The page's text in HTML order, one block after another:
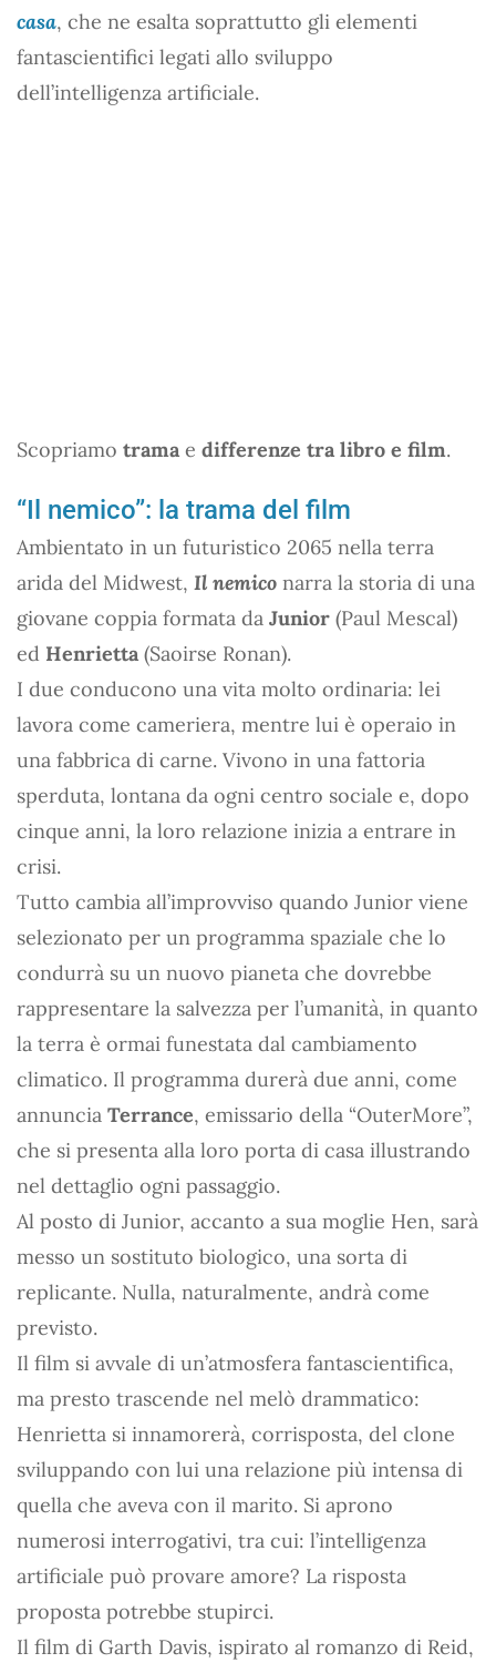
casa, che ne esalta soprattutto gli elementi
fantascientifici legati allo sviluppo
dell’intelligenza artificiale.
Scopriamo trama e differenze tra libro e film.
“Il nemico”: la trama del film
Ambientato in un futuristico 2065 nella terra
arida del Midwest, Il nemico narra la storia di una
giovane coppia formata da Junior (Paul Mescal)
ed Henrietta (Saoirse Ronan).
I due conducono una vita molto ordinaria: lei
lavora come cameriera, mentre lui è operaio in
una fabbrica di carne. Vivono in una fattoria
sperduta, lontana da ogni centro sociale e, dopo
cinque anni, la loro relazione inizia a entrare in
crisi.
Tutto cambia all’improvviso quando Junior viene
selezionato per un programma spaziale che lo
condurrà su un nuovo pianeta che dovrebbe
rappresentare la salvezza per l’umanità, in quanto
la terra è ormai funestata dal cambiamento
climatico. Il programma durerà due anni, come
annuncia Terrance, emissario della “OuterMore”,
che si presenta alla loro porta di casa illustrando
nel dettaglio ogni passaggio.
Al posto di Junior, accanto a sua moglie Hen, sarà
messo un sostituto biologico, una sorta di
replicante. Nulla, naturalmente, andrà come
previsto.
Il film si avvale di un’atmosfera fantascientifica,
ma presto trascende nel melò drammatico:
Henrietta si innamorerà, corrisposta, del clone
sviluppando con lui una relazione più intensa di
quella che aveva con il marito. Si aprono
numerosi interrogativi, tra cui: l’intelligenza
artificiale può provare amore? La risposta
proposta potrebbe stupirci.
Il film di Garth Davis, ispirato al romanzo di Reid,